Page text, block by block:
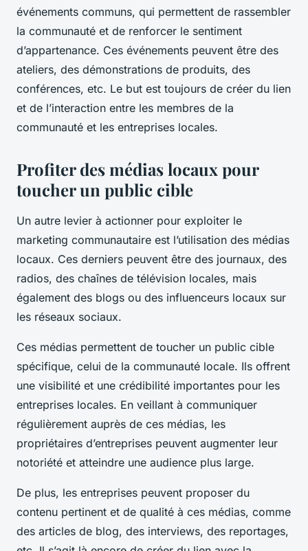
événements communs, qui permettent de rassembler
la communauté et de renforcer le sentiment
d’appartenance. Ces événements peuvent être des
ateliers, des démonstrations de produits, des
conférences, etc. Le but est toujours de créer du lien
et de l’interaction entre les membres de la
communauté et les entreprises locales.
Profiter des médias locaux pour
toucher un public cible
Un autre levier à actionner pour exploiter le
marketing communautaire est l’utilisation des médias
locaux. Ces derniers peuvent être des journaux, des
radios, des chaînes de télévision locales, mais
également des blogs ou des influenceurs locaux sur
les réseaux sociaux.
Ces médias permettent de toucher un public cible
spécifique, celui de la communauté locale. Ils offrent
une visibilité et une crédibilité importantes pour les
entreprises locales. En veillant à communiquer
régulièrement auprès de ces médias, les
propriétaires d’entreprises peuvent augmenter leur
notoriété et atteindre une audience plus large.
De plus, les entreprises peuvent proposer du
contenu pertinent et de qualité à ces médias, comme
des articles de blog, des interviews, des reportages,